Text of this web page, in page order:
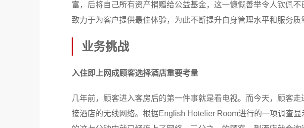
富，后将自己所有资产捐赠给公益基金，这一慷慨善举令人钦佩
致力于为客户提供最佳体验，为此不断提升自身管理水平和服务质
业务挑战
入住即上网成顾客选择酒店重要考量
几年前，顾客进入客房后的第一件事就是看电视。而今天，顾客
接酒店的无线网络。根据English Hotelier Room进行的一项调查